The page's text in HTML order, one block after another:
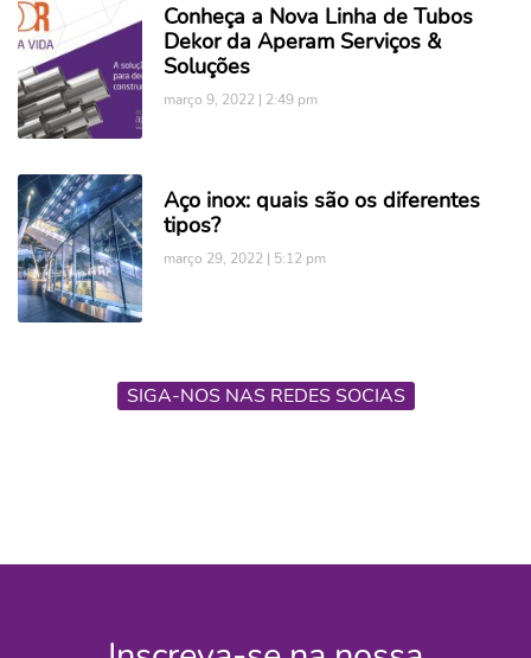
Conheça a Nova Linha de Tubos
Dekor da Aperam Serviços &
Soluções
março 9, 2022 2:49 pm
Aço inox: quais são os diferentes
tipos?
março 29, 2022 5:12 pm
SIGA-NOS NAS REDES SOCIAS